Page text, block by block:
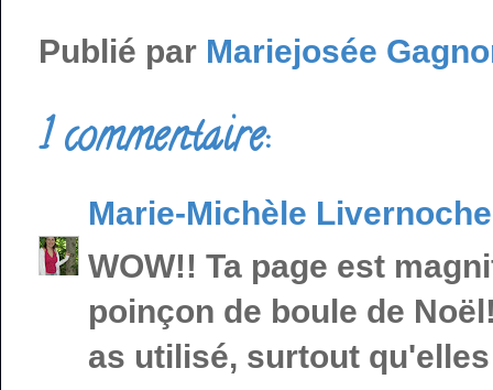
Publié par Mariejosée
1 commentaire:
Marie-Michèle Livernoche
WOW!! Ta page est
poinçon de boule de
as utilisé, surtout